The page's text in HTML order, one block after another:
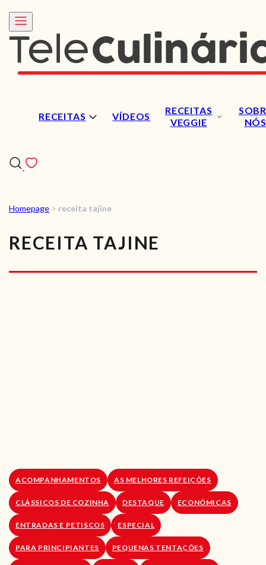
RECEITAS VÍDEOS
RECEITAS
VEGGIE
NÓS
VÍDEOS
RECEITAS VEGGIE
Homepage > receita tajine
RECEITA TAJINE
ACOMPANHAMENTOS AS MELHORES REFEIÇÕES
CLÁSSICOS DE COZINHA DESTAQUE ECONÓMICAS
ENTRADAS E PETISCOS ESPECIAL
PARA PRINCIPIANTES PEQUENAS TENTAÇÕES